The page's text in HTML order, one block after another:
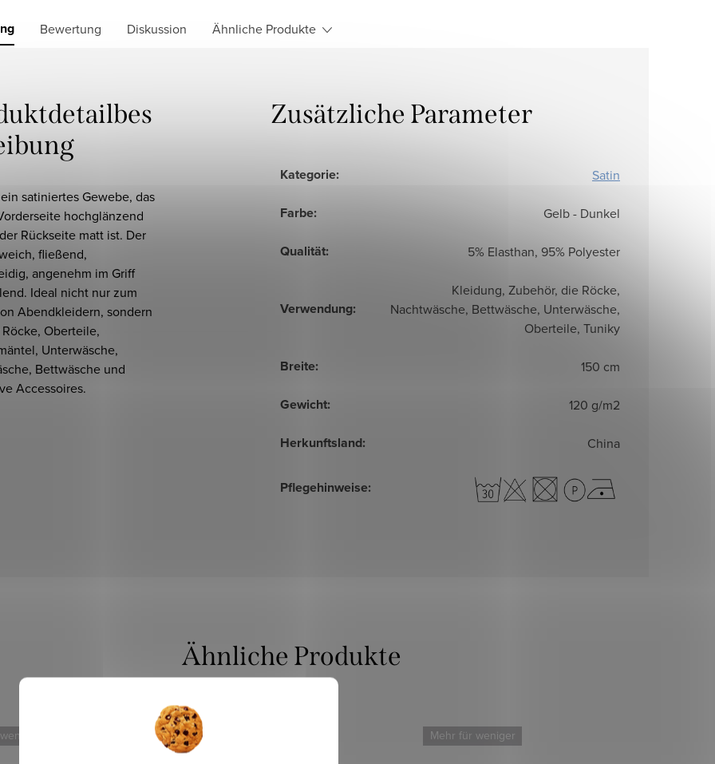
Bewertung Diskussion Ähnliche Produkte
satiniertes Gewebe, das
hochglänzend
Rückseite matt ist. Der
fließend,
angenehm im Griff
Ideal nicht nur zum
Abendkleidern, sondern
Oberteile,
Unterwäsche,
Bettwäsche und
Accessoires.
Zusätzliche Parameter
Kategorie: Satin
Farbe: Gelb - Dunkel
Qualität: 5% Elasthan, 95% Polyester
Verwendung:
Kleidung, Zubehör, die Röcke,
Nachtwäsche, Bettwäsche, Unterwäsche,
Oberteile, Tuniky
Breite: 150 cm
Gewicht: 120 g/m2
Herkunftsland: China
Pflegehinweise:
Mehr für weniger Mehr für weniger